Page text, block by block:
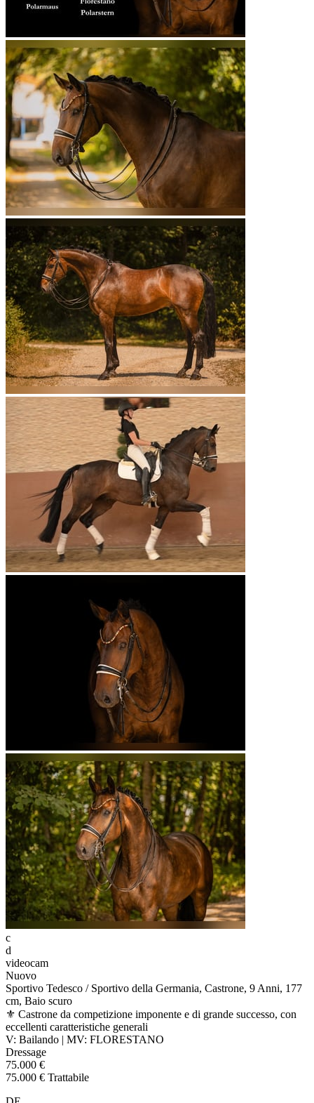
c
d
videocam
Nuovo
Sportivo Tedesco / Sportivo della Germania, Castrone, 9 Anni, 177
cm, Baio scuro
⚜️ Castrone da competizione imponente e di grande successo, con
eccellenti caratteristiche generali
V: Bailando | MV: FLORESTANO
Dressage
75.000 €
75.000 € Trattabile